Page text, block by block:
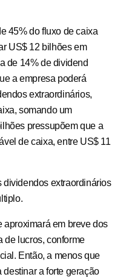
45% do fluxo de caixa
US$ 12 bilhões em
de 14% de dividend
a empresa poderá
extraordinários,
somando um
pressupõem que a
de caixa, entre US$ 11
dividendos extraordinários
aproximará em breve dos
de lucros, conforme
Então, a menos que
destinar a forte geração